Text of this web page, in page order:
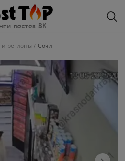
и регионы Сочи